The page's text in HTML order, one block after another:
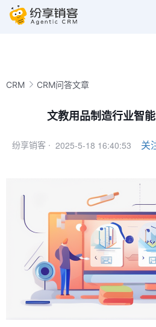
CRM CRM问答文章
文教用品制造行业智
纷享销客 · 2025-5-18 16:40:53 关